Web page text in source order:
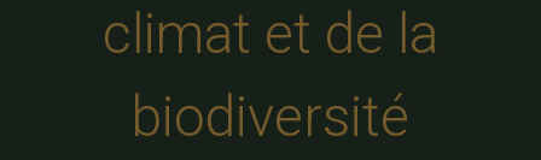
climat et de la
biodiversité